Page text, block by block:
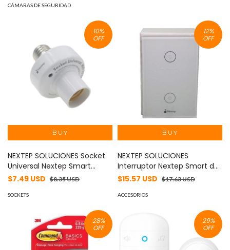
bidireccional (micrófono y
de 10 m, detección de
humanos y ranura MicroSD +
Memoria SC QD111 MICRO
SDHC 32GB #IPKit
CÁMARAS DE SEGURIDAD
10%
OFF
NEXTEP SOLUCIONES Socket
Universal Nextep Smart
Control Wi-Fi MOD: NE-269S
$7.49 USD $8.35 USD
SOCKETS
12%
OFF
NEXTEP SOLUCIONES
Interruptor Nextep Smart de
Luz Pared Táctil Doble
$15.57 USD $17.63 USD
ACCESORIOS
28%
OFF
29%
OFF